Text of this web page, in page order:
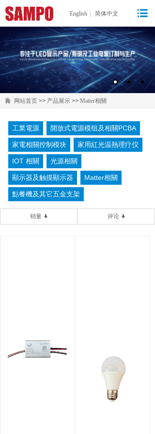
English 简体中文
网站首页 >> 产品展示 >> Matter相關
工業電源 開放式電源模组及相關PCBA
家電相關控制模块 家用紅光温熱理疗仪
IOT 相關 光源相關
顯示器及触摸顯示器 Matter相關
點餐機及其它五金支架
销量 评论